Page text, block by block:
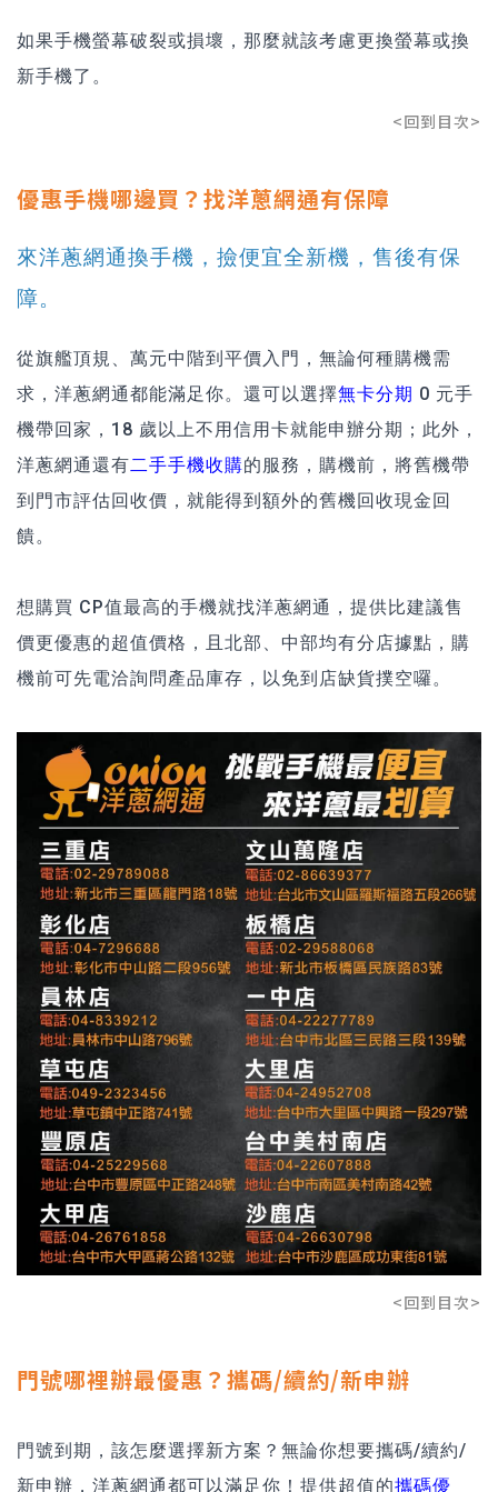
如果手機螢幕破裂或損壞，那麼就該考慮更換螢幕或換
新手機了。
<回到目次>
優惠手機哪邊買？找洋蔥網通有保障
來洋蔥網通換手機，撿便宜全新機，售後有保
障。
從旗艦頂規、萬元中階到平價入門，無論何種購機需
求，洋蔥網通都能滿足你。還可以選擇無卡分期 0 元手
機帶回家，18 歲以上不用信用卡就能申辦分期；此外，
洋蔥網通還有二手手機收購的服務，購機前，將舊機帶
到門市評估回收價，就能得到額外的舊機回收現金回
饋。
想購買 CP值最高的手機就找洋蔥網通，提供比建議售
價更優惠的超值價格，且北部、中部均有分店據點，購
機前可先電洽詢問產品庫存，以免到店缺貨撲空囉。
<回到目次>
門號哪裡辦最優惠？攜碼/續約/新申辦
門號到期，該怎麼選擇新方案？無論你想要攜碼/續約/
新申辦，洋蔥網通都可以滿足你！提供超值的攜碼優